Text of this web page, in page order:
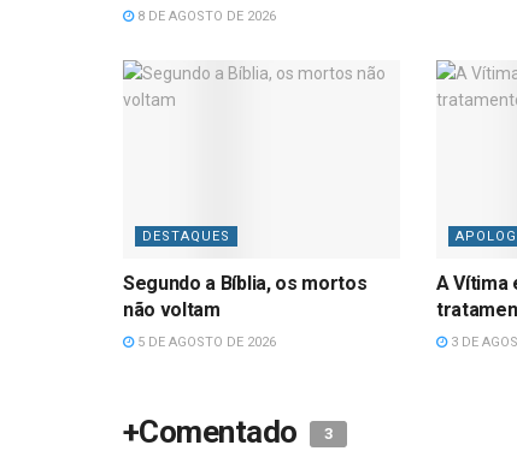
8 DE AGOSTO DE 2026
DESTAQUES
Segundo a Bíblia, os mortos
não voltam
5 DE AGOSTO DE 2026
A Vítima
3 DE
+Comentado 3